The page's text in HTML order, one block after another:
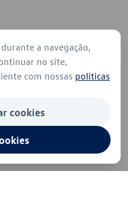
a navegação,
no site,
com nossas políticas
cookies